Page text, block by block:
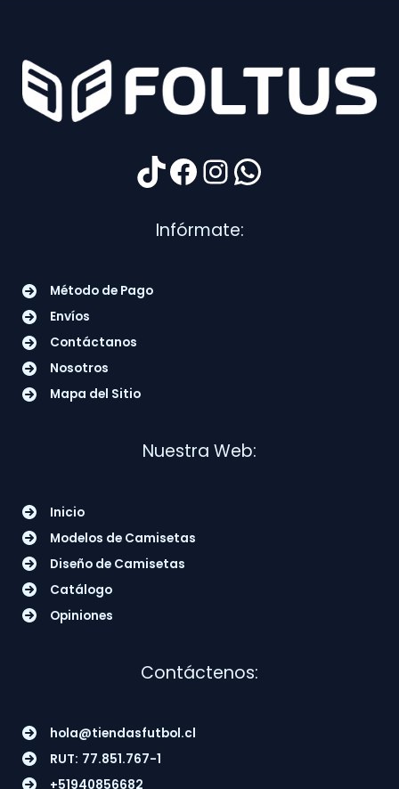
TikTok
Facebook
Instagram
WhatsApp
Infórmate:
Método de Pago
Envíos
Contáctanos
Nosotros
Mapa del Sitio
Nuestra Web:
Inicio
Modelos de Camisetas
Diseño de Camisetas
Catálogo
Opiniones
Contáctenos:
hola@tiendasfutbol.cl
RUT: 77.851.767-1
+51940856682